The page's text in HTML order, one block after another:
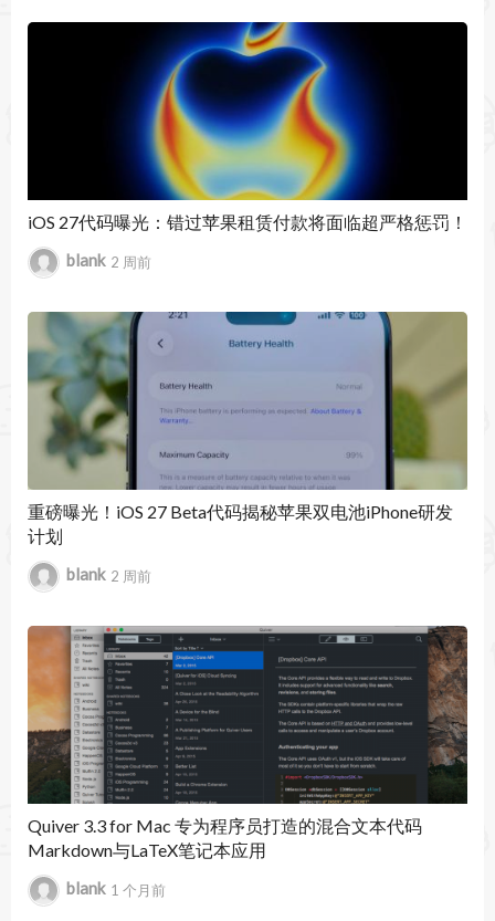
脚本菜单中列出了活动脚本，因此您可以监控它们
的进度，或者如果它们运行异常，则提前结束它
大规模并行生产力
脚本拥有自己的高性能执行过程，因此您不会在开
始另一个任务之前陷入等待长时间任务的困境。
增量改进
键盘快捷键冲突检测、改进的消息面板和对符号链
接的支持！
强大的键盘快捷键
指尖上的全局或特定于应用程序的控制。您将花更
少的时间在鼠标上，而将更多的时间花在做事上。
智能上下文切换
将您的注意力集中在当前的应用程序上，而节省时
间的脚本仅在必要时吸引您的注意力。
增强的脚本菜单
Apple Script Menu 的升级 - 熟悉的设计，许多可用
性改进和精致的用户界面。
快速调用脚本语言
暂无文章
iOS 27代码曝光：错过苹果租赁付款将面临超严格惩罚！
blank 2 周前
重磅曝光！iOS 27 Beta代码揭秘苹果双电池iPhone研发
计划
blank 2 周前
Quiver 3.3 for Mac 专为程序员打造的混合文本代码
Markdown与LaTeX笔记本应用
blank 1 个月前